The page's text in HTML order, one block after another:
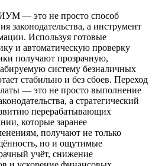
— это не просто способ
законодательства, а инструмент
Используя готовые
и автоматическую проверку
получают прозрачную,
систему безналичных
стабильно и без сбоев. Переход
— это не просто выполнение
а стратегический
перерабатывающих
которые заранее
получают не только
но и ощутимые
учёт, снижение